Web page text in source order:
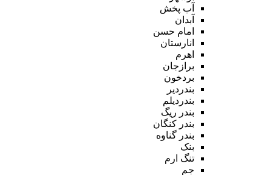
آب پخش
آبدان
امام حسن
انارستان
اهرم
برازجان
بردخون
بندردیر
بندردیلم
بندر ریگ
بندر کنگان
بندر گناوه
بنک
تنگ ارم
جم